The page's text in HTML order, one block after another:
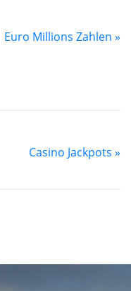
Euro Millions Zahlen »
Casino Jackpots »